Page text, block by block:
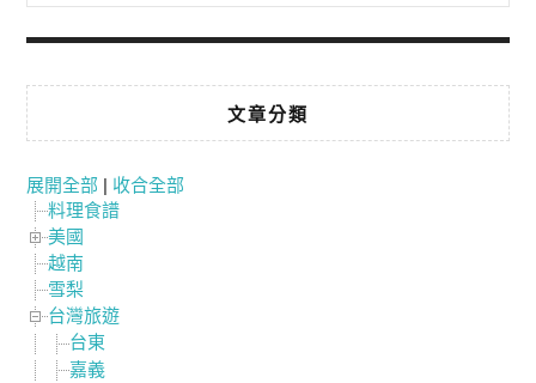
文章分類
展開全部 | 收合全部
料理食譜
美國
越南
雪梨
台灣旅遊
台東
嘉義